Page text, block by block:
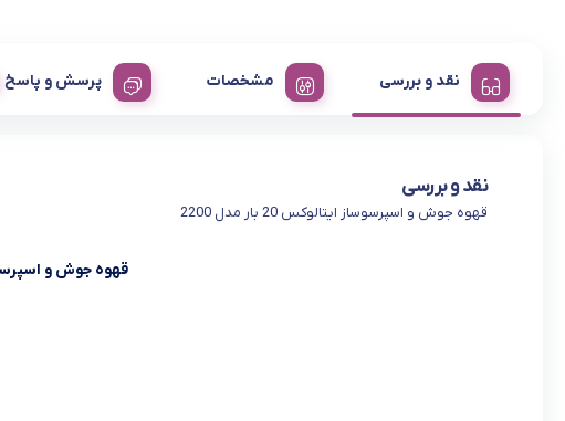
نقد و بررسی مشخصات پرسش و پاسخ
نقد و بررسی
قهوه جوش و اسپرسوساز ایتالوکس 20 بار مدل 2200
قهوه جوش و اسپرسوساز